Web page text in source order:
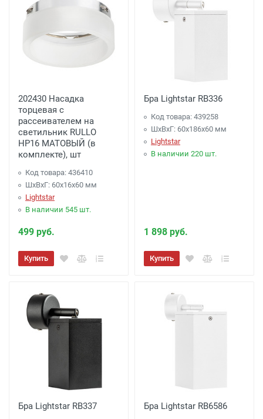
202430 Насадка
торцевая с
рассеивателем на
светильник RULLO
HP16 МАТОВЫЙ (в
комплекте), шт
Код товара: 436410
ШхВхГ: 60x16x60 мм
Lightstar
В наличии 545 шт.
499 руб.
Купить
Бра Lightstar RB336
Код товара: 439258
ШхВхГ: 60x186x60 мм
Lightstar
В наличии 220 шт.
1 898 руб.
Купить
Бра Lightstar RB337 Бра Lightstar RB6586